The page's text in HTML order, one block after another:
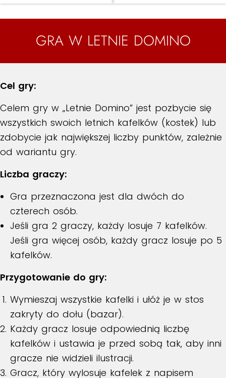
GRA W LETNIE DOMINO
Cel gry:
Celem gry w „Letnie Domino” jest pozbycie się
wszystkich swoich letnich kafelków (kostek) lub
zdobycie jak największej liczby punktów, zależnie
od wariantu gry.
Liczba graczy:
Gra przeznaczona jest dla dwóch do
czterech osób.
Jeśli gra 2 graczy, każdy losuje 7 kafelków.
Jeśli gra więcej osób, każdy gracz losuje po 5
kafelków.
Przygotowanie do gry:
Wymieszaj wszystkie kafelki i ułóż je w stos
zakryty do dołu (bazar).
Każdy gracz losuje odpowiednią liczbę
kafelków i ustawia je przed sobą tak, aby inni
gracze nie widzieli ilustracji.
Gracz, który wylosuje kafelek z napisem